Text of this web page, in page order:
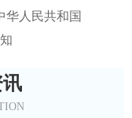
华人民共和国